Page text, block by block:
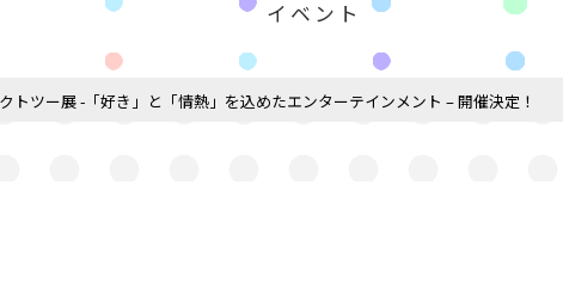
イベント
トツー展 -「好き」と「情熱」を込めたエンターテインメント – 開催決定！